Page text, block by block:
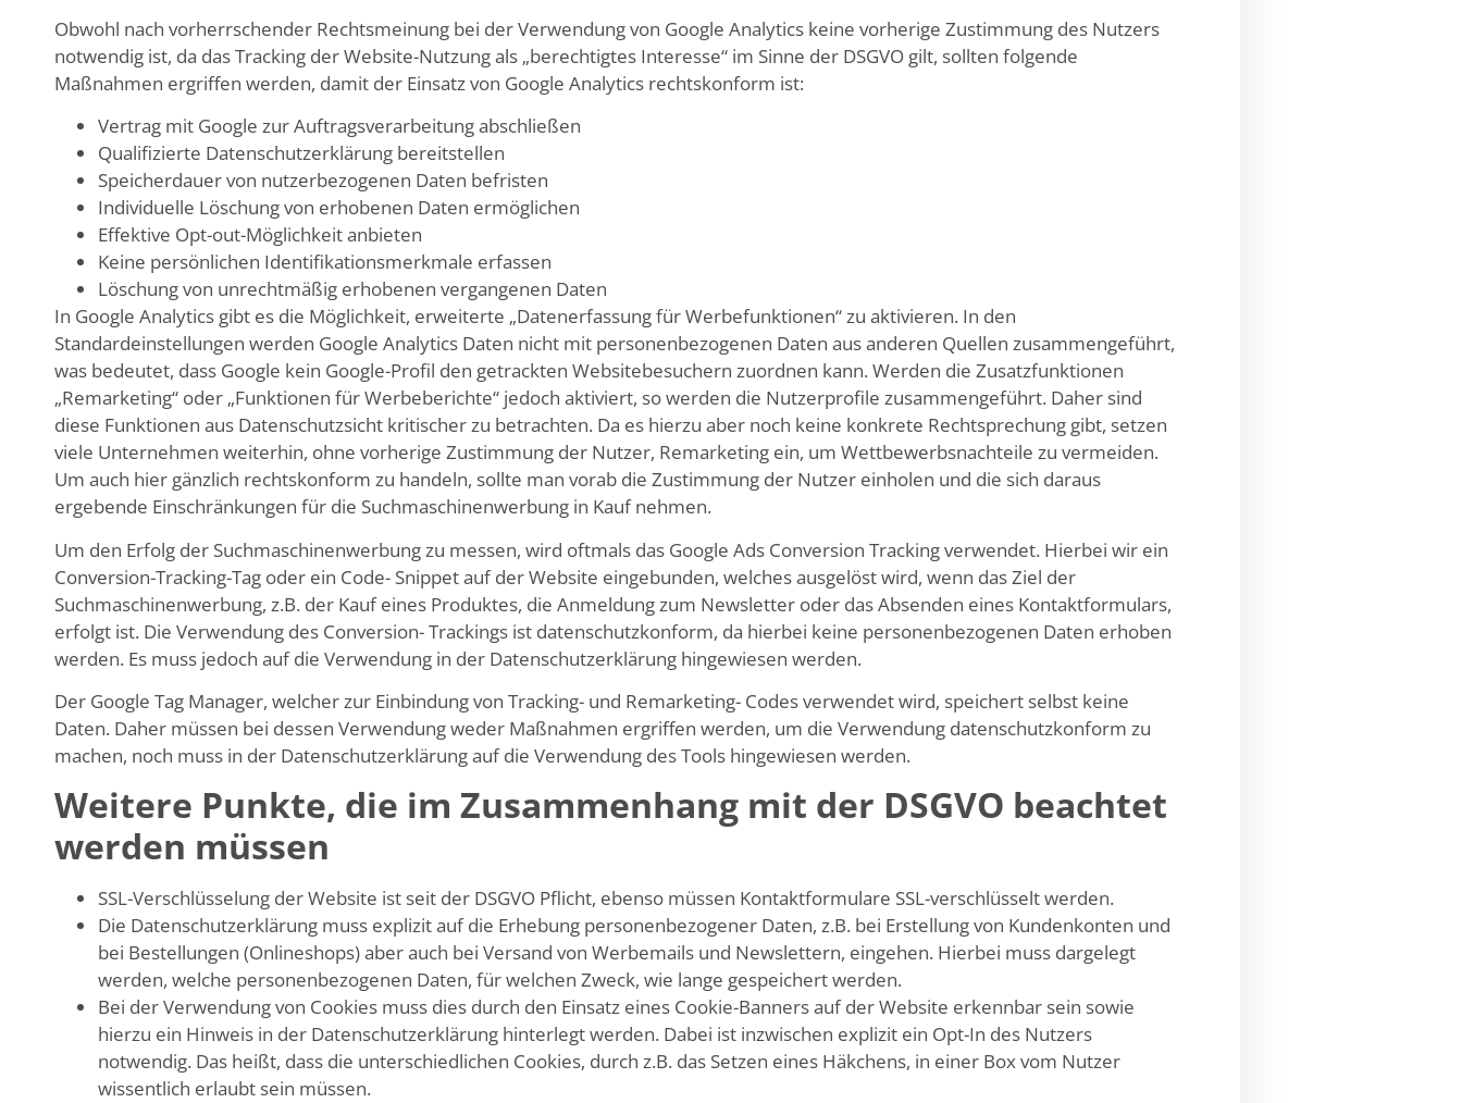
Obwohl nach vorherrschender Rechtsmeinung bei der Verwendung von Google Analytics keine vorherige Zustimmung des Nutzers
notwendig ist, da das Tracking der Website-Nutzung als „berechtigtes Interesse“ im Sinne der DSGVO gilt, sollten folgende
Maßnahmen ergriffen werden, damit der Einsatz von Google Analytics rechtskonform ist:
Vertrag mit Google zur Auftragsverarbeitung abschließen
Qualifizierte Datenschutzerklärung bereitstellen
Speicherdauer von nutzerbezogenen Daten befristen
Individuelle Löschung von erhobenen Daten ermöglichen
Effektive Opt-out-Möglichkeit anbieten
Keine persönlichen Identifikationsmerkmale erfassen
Löschung von unrechtmäßig erhobenen vergangenen Daten
In Google Analytics gibt es die Möglichkeit, erweiterte „Datenerfassung für Werbefunktionen“ zu aktivieren. In den
Standardeinstellungen werden Google Analytics Daten nicht mit personenbezogenen Daten aus anderen Quellen zusammengeführt,
was bedeutet, dass Google kein Google-Profil den getrackten Websitebesuchern zuordnen kann. Werden die Zusatzfunktionen
„Remarketing“ oder „Funktionen für Werbeberichte“ jedoch aktiviert, so werden die Nutzerprofile zusammengeführt. Daher sind
diese Funktionen aus Datenschutzsicht kritischer zu betrachten. Da es hierzu aber noch keine konkrete Rechtsprechung gibt, setzen
viele Unternehmen weiterhin, ohne vorherige Zustimmung der Nutzer, Remarketing ein, um Wettbewerbsnachteile zu vermeiden.
Um auch hier gänzlich rechtskonform zu handeln, sollte man vorab die Zustimmung der Nutzer einholen und die sich daraus
ergebende Einschränkungen für die Suchmaschinenwerbung in Kauf nehmen.
Um den Erfolg der Suchmaschinenwerbung zu messen, wird oftmals das Google Ads Conversion Tracking verwendet. Hierbei wir ein
Conversion-Tracking-Tag oder ein Code- Snippet auf der Website eingebunden, welches ausgelöst wird, wenn das Ziel der
Suchmaschinenwerbung, z.B. der Kauf eines Produktes, die Anmeldung zum Newsletter oder das Absenden eines Kontaktformulars,
erfolgt ist. Die Verwendung des Conversion- Trackings ist datenschutzkonform, da hierbei keine personenbezogenen Daten erhoben
werden. Es muss jedoch auf die Verwendung in der Datenschutzerklärung hingewiesen werden.
Der Google Tag Manager, welcher zur Einbindung von Tracking- und Remarketing- Codes verwendet wird, speichert selbst keine
Daten. Daher müssen bei dessen Verwendung weder Maßnahmen ergriffen werden, um die Verwendung datenschutzkonform zu
machen, noch muss in der Datenschutzerklärung auf die Verwendung des Tools hingewiesen werden.
Weitere Punkte, die im Zusammenhang mit der DSGVO beachtet
werden müssen
SSL-Verschlüsselung der Website ist seit der DSGVO Pflicht, ebenso müssen Kontaktformulare SSL-verschlüsselt werden.
Die Datenschutzerklärung muss explizit auf die Erhebung personenbezogener Daten, z.B. bei Erstellung von Kundenkonten und
bei Bestellungen (Onlineshops) aber auch bei Versand von Werbemails und Newslettern, eingehen. Hierbei muss dargelegt
werden, welche personenbezogenen Daten, für welchen Zweck, wie lange gespeichert werden.
Bei der Verwendung von Cookies muss dies durch den Einsatz eines Cookie-Banners auf der Website erkennbar sein sowie
hierzu ein Hinweis in der Datenschutzerklärung hinterlegt werden. Dabei ist inzwischen explizit ein Opt-In des Nutzers
notwendig. Das heißt, dass die unterschiedlichen Cookies, durch z.B. das Setzen eines Häkchens, in einer Box vom Nutzer
wissentlich erlaubt sein müssen.